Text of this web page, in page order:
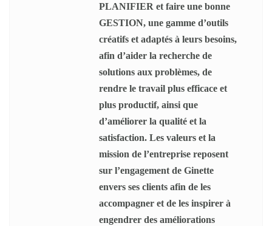
PLANIFIER et faire une bonne
GESTION, une gamme d’outils
créatifs et adaptés à leurs besoins,
afin d’aider la recherche de
solutions aux problèmes, de
rendre le travail plus efficace et
plus productif, ainsi que
d’améliorer la qualité et la
satisfaction. Les valeurs et la
mission de l’entreprise reposent
sur l’engagement de Ginette
envers ses clients afin de les
accompagner et de les inspirer à
engendrer des améliorations